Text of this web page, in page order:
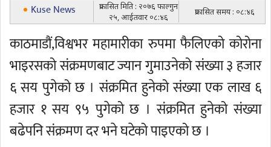
Kuse News
प्रकासित मिति : २०७६ फाल्गुन
२५, आईतवार ०८:४६
प्रकासित समय : ०८:४६
काठमाडौं,विश्वभर महामारीका रुपमा फैलिएको कोरोना
भाइरसको संक्रमणबाट ज्यान गुमाउनेको संख्या ३ हजार
६ सय पुगेको छ । संक्रमित हुनेको संख्या एक लाख ६
हजार १ सय ९५ पुगेको छ । संक्रमित हुनेको संख्या
बढेपनि संक्रमण दर भने घटेको पाइएको छ ।